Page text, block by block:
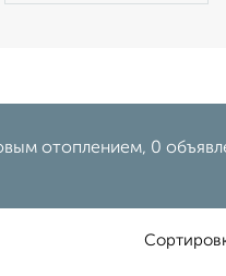
отоплением, 0